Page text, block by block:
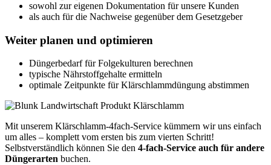
sowohl zur eigenen Dokumentation für unsere Kunden
als auch für die Nachweise gegenüber dem Gesetzgeber
Weiter planen und optimieren
Düngerbedarf für Folgekulturen berechnen
typische Nährstoffgehalte ermitteln
optimale Zeitpunkte für Klärschlammdüngung abstimmen
Mit unserem Klärschlamm-4fach-Service kümmern wir uns einfach
um alles – komplett vom ersten bis zum vierten Schritt!
Selbstverständlich können Sie den 4-fach-Service auch für andere
Düngerarten buchen.